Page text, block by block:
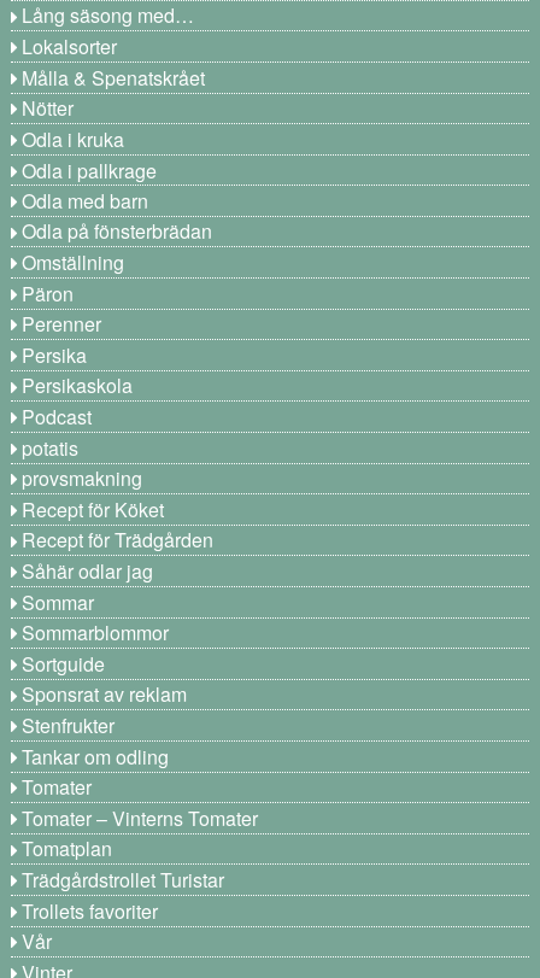
Lång säsong med…
Lokalsorter
Målla & Spenatskrået
Nötter
Odla i kruka
Odla i pallkrage
Odla med barn
Odla på fönsterbrädan
Omställning
Päron
Perenner
Persika
Persikaskola
Podcast
potatis
provsmakning
Recept för Köket
Recept för Trädgården
Såhär odlar jag
Sommar
Sommarblommor
Sortguide
Sponsrat av reklam
Stenfrukter
Tankar om odling
Tomater
Tomater – Vinterns Tomater
Tomatplan
Trädgårdstrollet Turistar
Trollets favoriter
Vår